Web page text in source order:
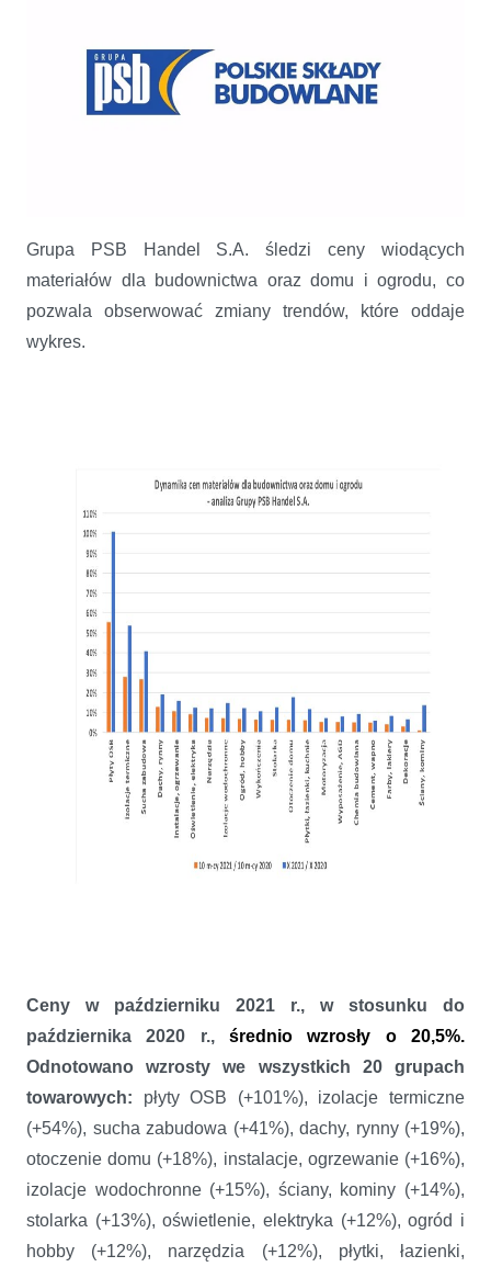
październiku i za 10 miesięcy 2021 r. – analiza Grupy PSB
Grupa PSB Handel S.A. śledzi ceny wiodących
materiałów dla budownictwa oraz domu i ogrodu, co
pozwala obserwować zmiany trendów, które oddaje
wykres.
Ceny w październiku 2021 r., w stosunku do
października 2020 r., średnio wzrosły o 20,5%.
Odnotowano wzrosty we wszystkich 20 grupach
towarowych: płyty OSB (+101%), izolacje termiczne
(+54%), sucha zabudowa (+41%), dachy, rynny (+19%),
otoczenie domu (+18%), instalacje, ogrzewanie (+16%),
izolacje wodochronne (+15%), ściany, kominy (+14%),
stolarka (+13%), oświetlenie, elektryka (+12%), ogród i
hobby (+12%), narzędzia (+12%), płytki, łazienki,